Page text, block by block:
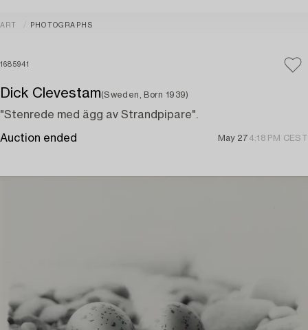
ART PHOTOGRAPHS
1685941
Dick Clevestam(Sweden, Born 1939)
"Stenrede med ägg av Strandpipare".
Auction ended May 27 4:18 PM CEST